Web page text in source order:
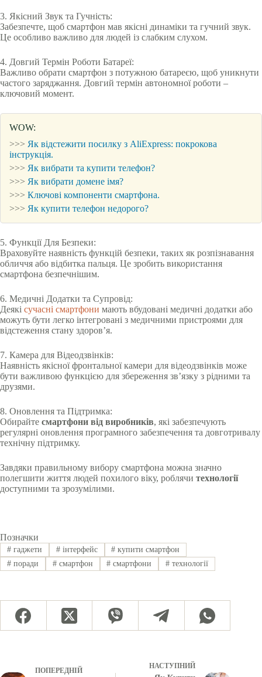
3. Якісний Звук та Гучність:
Забезпечте, щоб смартфон мав якісні динаміки та гучний звук.
Це особливо важливо для людей із слабким слухом.
4. Довгий Термін Роботи Батареї:
Важливо обрати смартфон з потужною батареєю, щоб уникнути
частого заряджання. Довгий термін автономної роботи –
ключовий момент.
WOW:
>>> Як відстежити посилку з AliExpress: покрокова
інструкція.
>>> Як вибрати та купити телефон?
>>> Як вибрати домене імя?
>>> Ключові компоненти смартфона.
>>> Як купити телефон недорого?
5. Функції Для Безпеки:
Враховуйте наявність функцій безпеки, таких як розпізнавання
обличчя або відбитка пальця. Це зробить використання
смартфона безпечнішим.
6. Медичні Додатки та Супровід:
Деякі сучасні смартфони мають вбудовані медичні додатки або
можуть бути легко інтегровані з медичними пристроями для
відстеження стану здоров’я.
7. Камера для Відеодзвінків:
Наявність якісної фронтальної камери для відеодзвінків може
бути важливою функцією для збереження зв’язку з рідними та
друзями.
8. Оновлення та Підтримка:
Обирайте смартфони від виробників, які забезпечують
регулярні оновлення програмного забезпечення та довготривалу
технічну підтримку.
Завдяки правильному вибору смартфона можна значно
полегшити життя людей похилого віку, роблячи технології
доступними та зрозумілими.
Позначки
#гаджети #інтерфейс # купити смартфон
#поради #смартфон # смартфони # технології
ПОПЕРЕДНІЙ
НАСТУПНИЙ